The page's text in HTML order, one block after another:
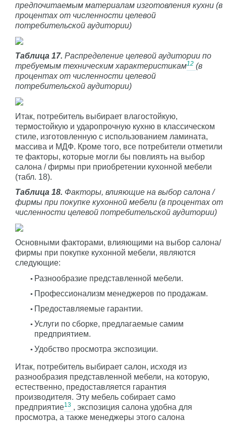
предпочитаемым материалам изготовления кухни (в
процентах от численности целевой
потребительской аудитории)
Таблица 17. Распределение целевой аудитории по
требуемым техническим характеристикам12 (в
процентах от численности целевой
потребительской аудитории)
Итак, потребитель выбирает влагостойкую,
термостойкую и ударопрочную кухню в классическом
стиле, изготовленную с использованием ламината,
массива и МДФ. Кроме того, все потребители отметили
те факторы, которые могли бы повлиять на выбор
салона / фирмы при приобретении кухонной мебели
(табл. 18).
Таблица 18. Факторы, влияющие на выбор салона /
фирмы при покупке кухонной мебели (в процентах от
численности целевой потребительской аудитории)
Основными факторами, влияющими на выбор салона/
фирмы при покупке кухонной мебели, являются
следующие:
Разнообразие представленной мебели.
Профессионализм менеджеров по продажам.
Предоставляемые гарантии.
Услуги по сборке, предлагаемые самим
предприятием.
Удобство просмотра экспозиции.
Итак, потребитель выбирает салон, исходя из
разнообразия представленной мебели, на которую,
естественно, предоставляется гарантия
производителя. Эту мебель собирает само
предприятие13 , экспозиция салона удобна для
просмотра, а также менеджеры этого салона